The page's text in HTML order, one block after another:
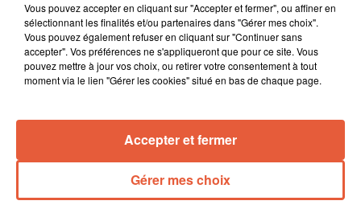
Vous pouvez accepter en cliquant sur "Accepter et fermer", ou affiner en
sélectionnant les finalités et/ou partenaires dans "Gérer mes choix".
Vous pouvez également refuser en cliquant sur "Continuer sans
accepter". Vos préférences ne s'appliqueront que pour ce site. Vous
pouvez mettre à jour vos choix, ou retirer votre consentement à tout
moment via le lien "Gérer les cookies" situé en bas de chaque page.
Gérer mes choix
Accepter et fermer